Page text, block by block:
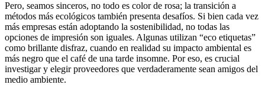
Pero, seamos sinceros, no todo es color de rosa; la transición a
métodos más ecológicos también presenta desafíos. Si bien cada vez
más empresas están adoptando la sostenibilidad, no todas las
opciones de impresión son iguales. Algunas utilizan “eco etiquetas”
como brillante disfraz, cuando en realidad su impacto ambiental es
más negro que el café de una tarde insomne. Por eso, es crucial
investigar y elegir proveedores que verdaderamente sean amigos del
medio ambiente.